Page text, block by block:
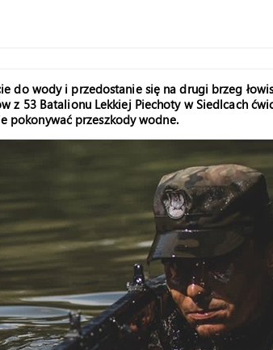
do wody i przedostanie się na drugi brzeg
z 53 Batalionu Lekkiej Piechoty w Siedlcach
pokonywać przeszkody wodne.